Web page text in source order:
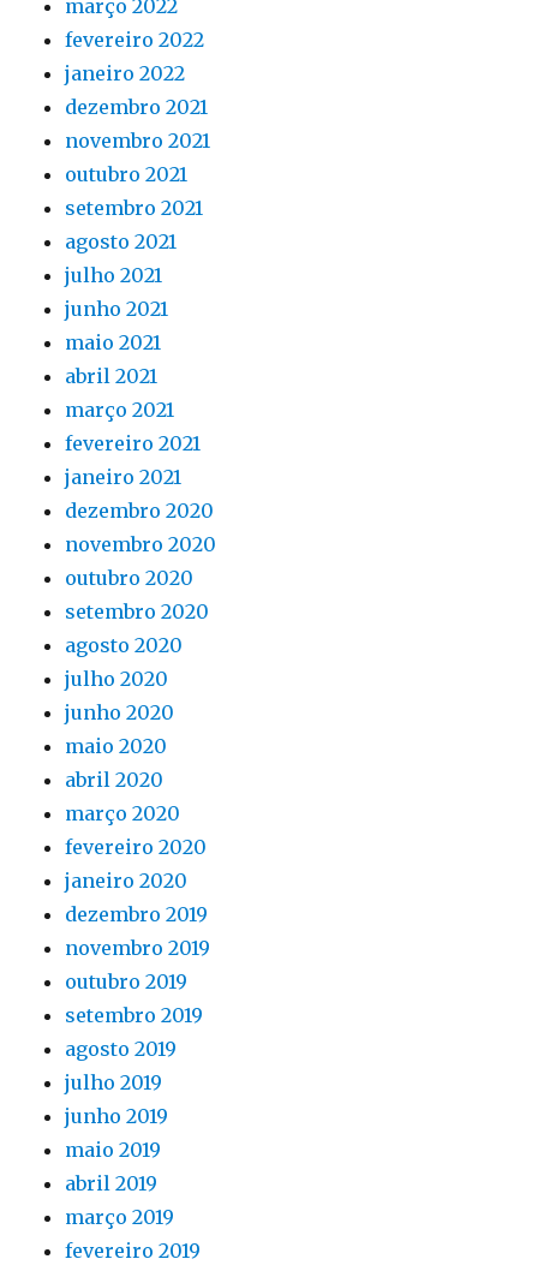
março 2022
fevereiro 2022
janeiro 2022
dezembro 2021
novembro 2021
outubro 2021
setembro 2021
agosto 2021
julho 2021
junho 2021
maio 2021
abril 2021
março 2021
fevereiro 2021
janeiro 2021
dezembro 2020
novembro 2020
outubro 2020
setembro 2020
agosto 2020
julho 2020
junho 2020
maio 2020
abril 2020
março 2020
fevereiro 2020
janeiro 2020
dezembro 2019
novembro 2019
outubro 2019
setembro 2019
agosto 2019
julho 2019
junho 2019
maio 2019
abril 2019
março 2019
fevereiro 2019